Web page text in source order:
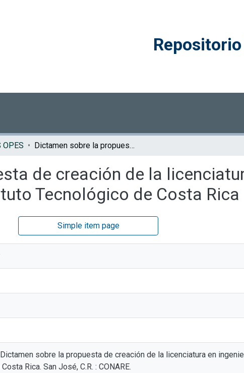
OPES Dictamen sobre la propuesta de creación de la licenciatura en ingeniería en biotecnología del Instituto Tecnológico de Costa Rica
de creación de la
Tecnológico de Costa Rica
Simple item page
sobre la propuesta de creación de la licenciatura en
Rica. San José, C.R. : CONARE.